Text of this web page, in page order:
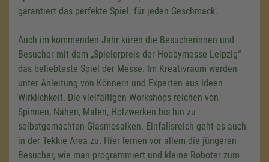
garantiert das perfekte Spiel. für jeden Geschmack.
Auch im kommenden Jahr küren die Besucherinnen und
Besucher mit dem „Spielerpreis der Hobbymesse Leipzig“
das beliebteste Spiel der Messe. Im Kreativraum werden
unter Anleitung von Könnern und Experten aus Ideen
Wirklichkeit. Die vielfältigen Workshops reichen von
Spinnen, Nähen, Malen, Holzwerken bis hin zu
selbstgemachten Glasmosaiken. Einfallsreich geht es auch
in der Tekkie Area zu. Hier lernen vor allem die jüngeren
Besucher, wie man programmiert und kleine Roboter zum